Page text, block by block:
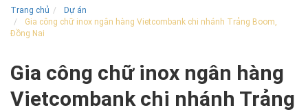
Trang chủ
Dự án
Gia công chữ inox ngân hàng Vietcombank chi nhánh Trảng Boom,
Đồng Nai
Gia công chữ inox ngân hàng
Vietcombank chi nhánh Trảng